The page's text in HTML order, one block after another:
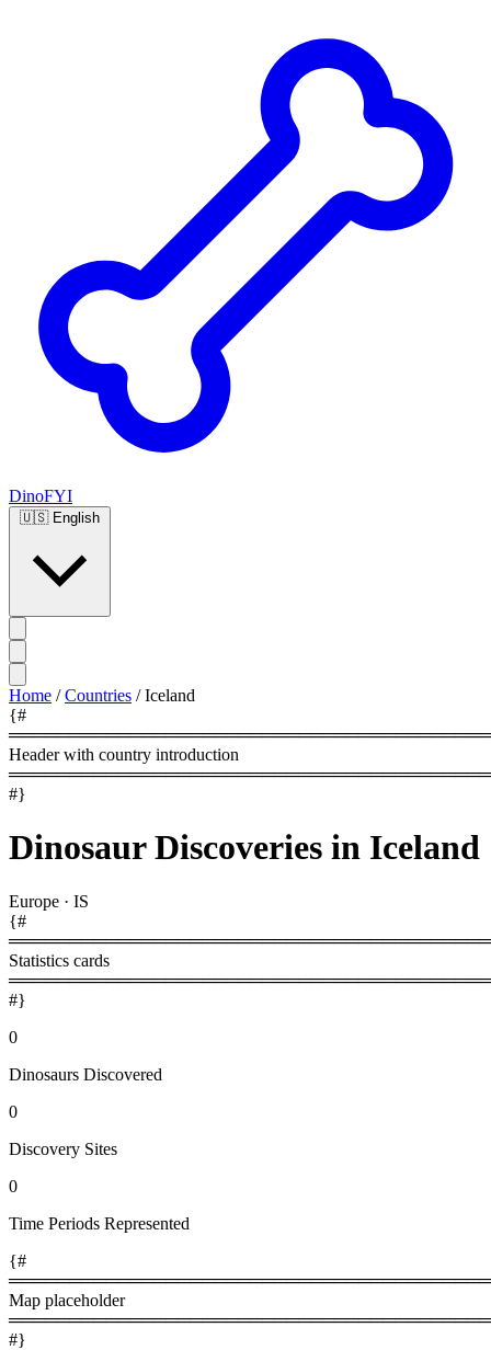
DinoFYI
🇺🇸 English
Home / Countries / Iceland
{#
Header with country introduction
#}
Dinosaur Discoveries in Iceland
Europe · IS
{#
Statistics cards
#}
0
Dinosaurs Discovered
0
Discovery Sites
0
Time Periods Represented
{#
Map placeholder
#}